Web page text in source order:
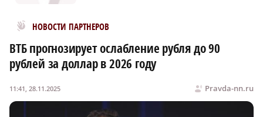
НОВОСТИ ПАРТНЕРОВ
Новости МирТесен
ВТБ прогнозирует ослабление рубля до 90
рублей за доллар в 2026 году
Pravda-nn.ru
11:41, 28.11.2025